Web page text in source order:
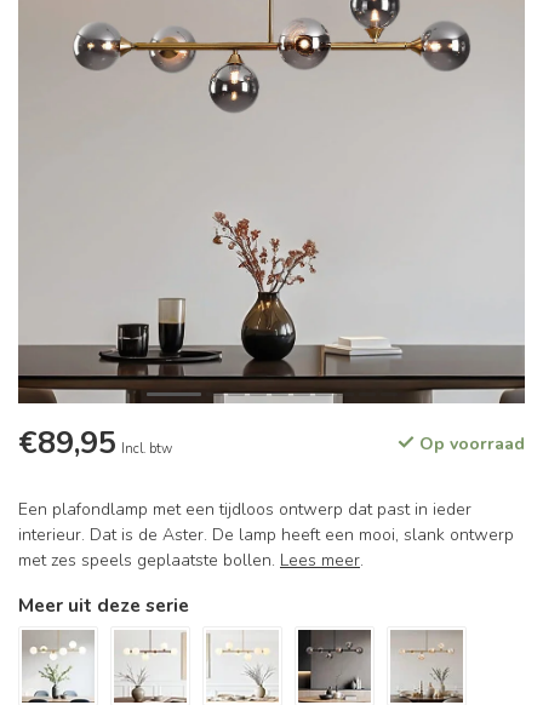
€89,95 Incl. btw Op voorraad
Een plafondlamp met een tijdloos ontwerp dat past in ieder
interieur. Dat is de Aster. De lamp heeft een mooi, slank ontwerp
met zes speels geplaatste bollen. Lees meer.
Meer uit deze serie